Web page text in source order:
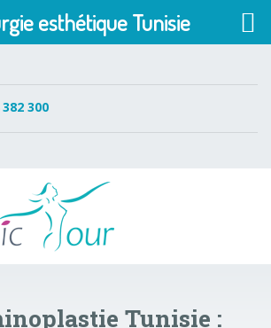
300
Tunisie :
esthétique Tunisie